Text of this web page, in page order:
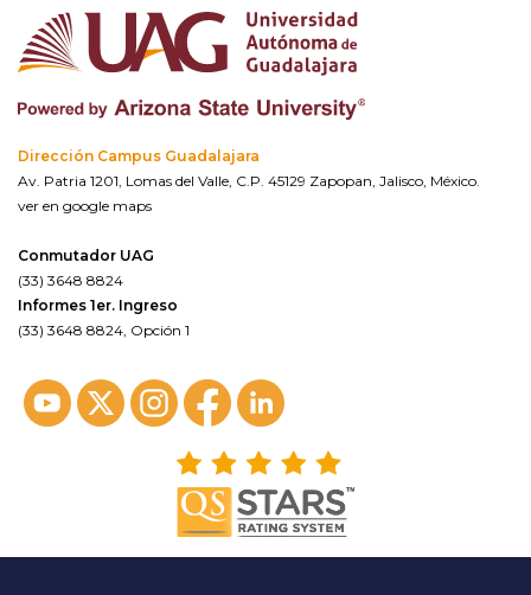
Dirección Campus Guadalajara
Av. Patria 1201, Lomas del Valle, C.P. 45129 Zapopan, Jalisco, México.
ver en google maps
Conmutador UAG
(33) 3648 8824
Informes 1er. Ingreso
(33) 3648 8824, Opción 1